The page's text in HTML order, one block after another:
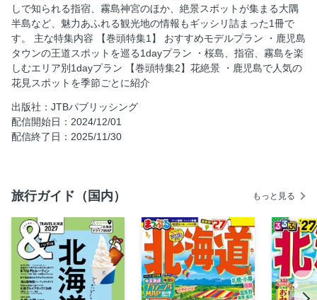
鹿児島タウン・桜島／桜島／桜島のお楽しみ／火山スポット
／立ち寄り湯のある宿
鹿児島タウン・桜島／桜島／桜島のお楽しみ／桜島カフェ／
桜島みやげ
鹿児島タウン・桜島／鹿児島タウン／名勝 仙巌園
鹿児島タウン・桜島／鹿児島タウン／名勝 仙巌園／みどこ
ろ
鹿児島タウン・桜島／鹿児島タウン／仙巌園周辺／2大産業
鹿児島タウン・桜島／鹿児島タウン／西郷どんゆかりの城山
鹿児島タウン・桜島／鹿児島タウン／鹿児島グルメ／黒豚
鹿児島タウン・桜島／鹿児島タウン／鹿児島グルメ／鹿児島
ラーメン
鹿児島タウン・桜島／鹿児島タウン／鹿児島グルメ／薩摩料
理
しで知られる指宿、霧島神宮のほか、絶景スポットが集まる大隅
半島など、魅力あふれる観光地の情報もギッシリ詰まった1冊で
す。 主な特集内容 【巻頭特集1】 おすすめモデルプラン ・鹿児島
タウンの王道スポットを巡る1dayプラン ・桜島、指宿、霧島を楽
しむエリア別1dayプラン 【巻頭特集2】花絶景 ・鹿児島で人気の
花見スポットを季節ごとに紹介
出版社：JTBパブリッシング
配信開始日：2024/12/01
配信終了日：2025/11/30
旅行ガイド（国内） もっと見る